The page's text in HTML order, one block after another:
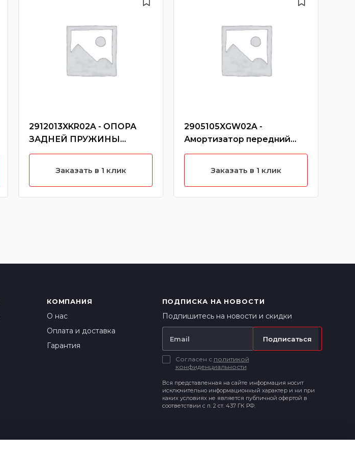
2912013XKR02A - ОПОРА
ЗАДНЕЙ ПРУЖИНЫ
НИЖНЯЯ Jolion
Заказать в 1 клик
2905105XGW02A -
Амортизатор передний
правый Jolion
Заказать в 1 клик
КОМПАНИЯ
О нас
Оплата и доставка
Гарантия
ПОДПИСКА НА НОВОСТИ
Подпишитесь на новости и скидки
Подписаться
Согласен с политикой
конфиденциальности
Вся представленная на сайте информация носит
исключительно информационный характер и ни при
каких условиях не является публичной офертой в
соответствии с п. 2 ст. 437 ГК РФ.